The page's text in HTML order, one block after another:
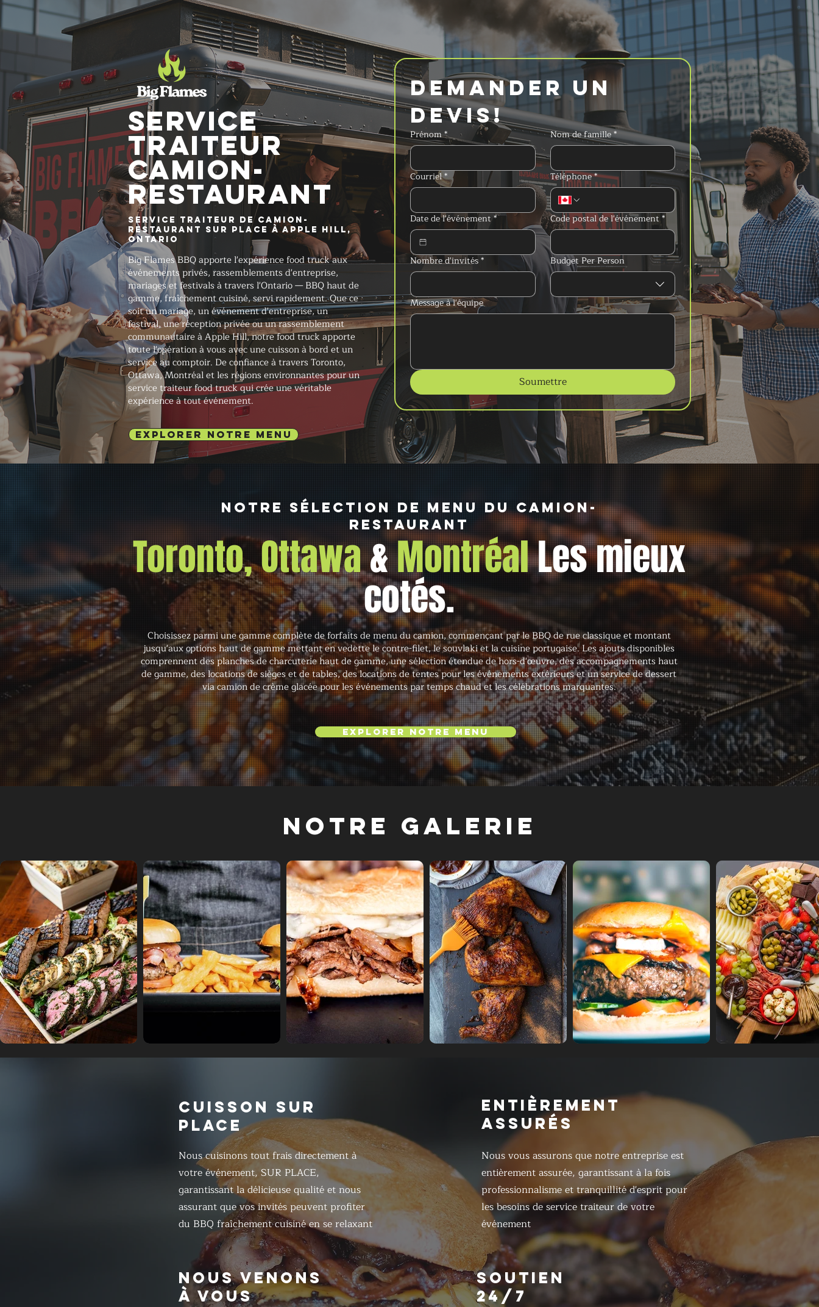
Service
traiteur
CAMION-
RESTAURANT
Service traiteur de camion-
restaurant sur place à Apple Hill,
Ontario
Big Flames BBQ apporte l'expérience food truck aux
événements privés, rassemblements d'entreprise,
mariages et festivals à travers l'Ontario — BBQ haut de
gamme, fraîchement cuisiné, servi rapidement. Que ce
soit un mariage, un événement d'entreprise, un
festival, une réception privée ou un rassemblement
communautaire à Apple Hill, notre food truck apporte
toute l'opération à vous avec une cuisson à bord et un
service au comptoir. De confiance à travers Toronto,
Ottawa, Montréal et les régions environnantes pour un
service traiteur food truck qui crée une véritable
expérience à tout événement.
EXPLORER NOTRE MENU
Demander un
devis!
Prénom* Nom de famille*
Courriel* Téléphone*
Date de l'événement * Code postal de l'événement *
Nombre d'invités* Budget Per Person
Message à l'équipe
Soumettre
Notre sélection de menu du camion-
restaurant
Toronto, Ottawa&MontréalLes mieux
cotés.
Choisissez parmi une gamme complète de forfaits de menu du camion, commençant par le BBQ de rue classique et montant
jusqu'aux options haut de gamme mettant en vedette le contre-filet, le souvlaki et la cuisine portugaise. Les ajouts disponibles
comprennent des planches de charcuterie haut de gamme, une sélection étendue de hors-d'œuvre, des accompagnements haut
de gamme, des locations de sièges et de tables, des locations de tentes pour les événements extérieurs et un service de dessert
via camion de crème glacée pour les événements par temps chaud et les célébrations marquantes.
Explorer notre menu
Notre galerie
CUISSON SUR
PLACE
Nous cuisinons tout frais directement à
votre événement, SUR PLACE,
garantissant la délicieuse qualité et nous
assurant que vos invités peuvent profiter
du BBQ fraîchement cuisiné en se relaxant
ENTIÈREMENT
ASSURÉS
Nous vous assurons que notre entreprise est
entièrement assurée, garantissant à la fois
professionnalisme et tranquillité d'esprit pour
les besoins de service traiteur de votre
événement
NOUS VENONS
À VOUS
SOUTIEN
24/7